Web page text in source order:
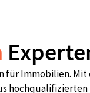
für Immobilien. Mit
hochqualifizierten